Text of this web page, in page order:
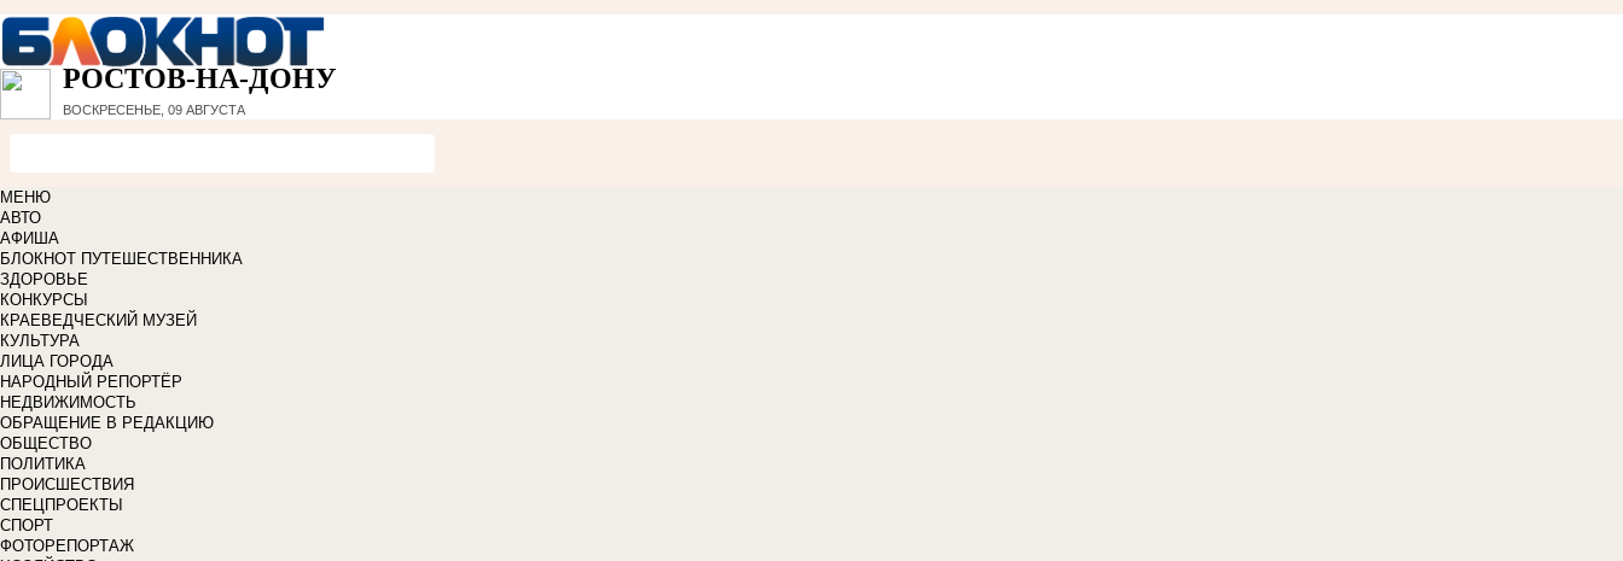
РОСТОВ-НА-ДОНУ
ВОСКРЕСЕНЬЕ, 09 АВГУСТА
МЕНЮ
АВТО
АФИША
БЛОКНОТ ПУТЕШЕСТВЕННИКА
ЗДОРОВЬЕ
КОНКУРСЫ
КРАЕВЕДЧЕСКИЙ МУЗЕЙ
КУЛЬТУРА
ЛИЦА ГОРОДА
НАРОДНЫЙ РЕПОРТЁР
НЕДВИЖИМОСТЬ
ОБРАЩЕНИЕ В РЕДАКЦИЮ
ОБЩЕСТВО
ПОЛИТИКА
ПРОИСШЕСТВИЯ
СПЕЦПРОЕКТЫ
СПОРТ
ФОТОРЕПОРТАЖ